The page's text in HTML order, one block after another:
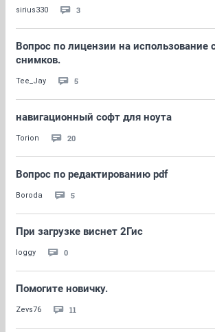
sirius330 3
Вопрос по лицензии на использование
снимков.
Tee_Jay 5
навигационный софт для ноута
Torion 20
Вопрос по редактированию pdf
Boroda 5
При загрузке виснет 2Гис
loggy 0
Помогите новичку.
Zevs76 11